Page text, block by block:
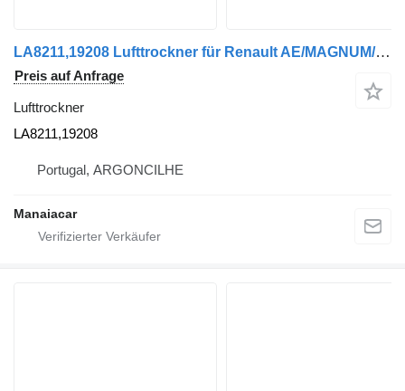
LA8211,19208 Lufttrockner für Renault AE/MAGNUM/PREMIUM/MIDLUM/MAJOR/MIDDLE/KERAX LKW
Preis auf Anfrage
Lufttrockner
LA8211,19208
Portugal, ARGONCILHE
Manaiacar